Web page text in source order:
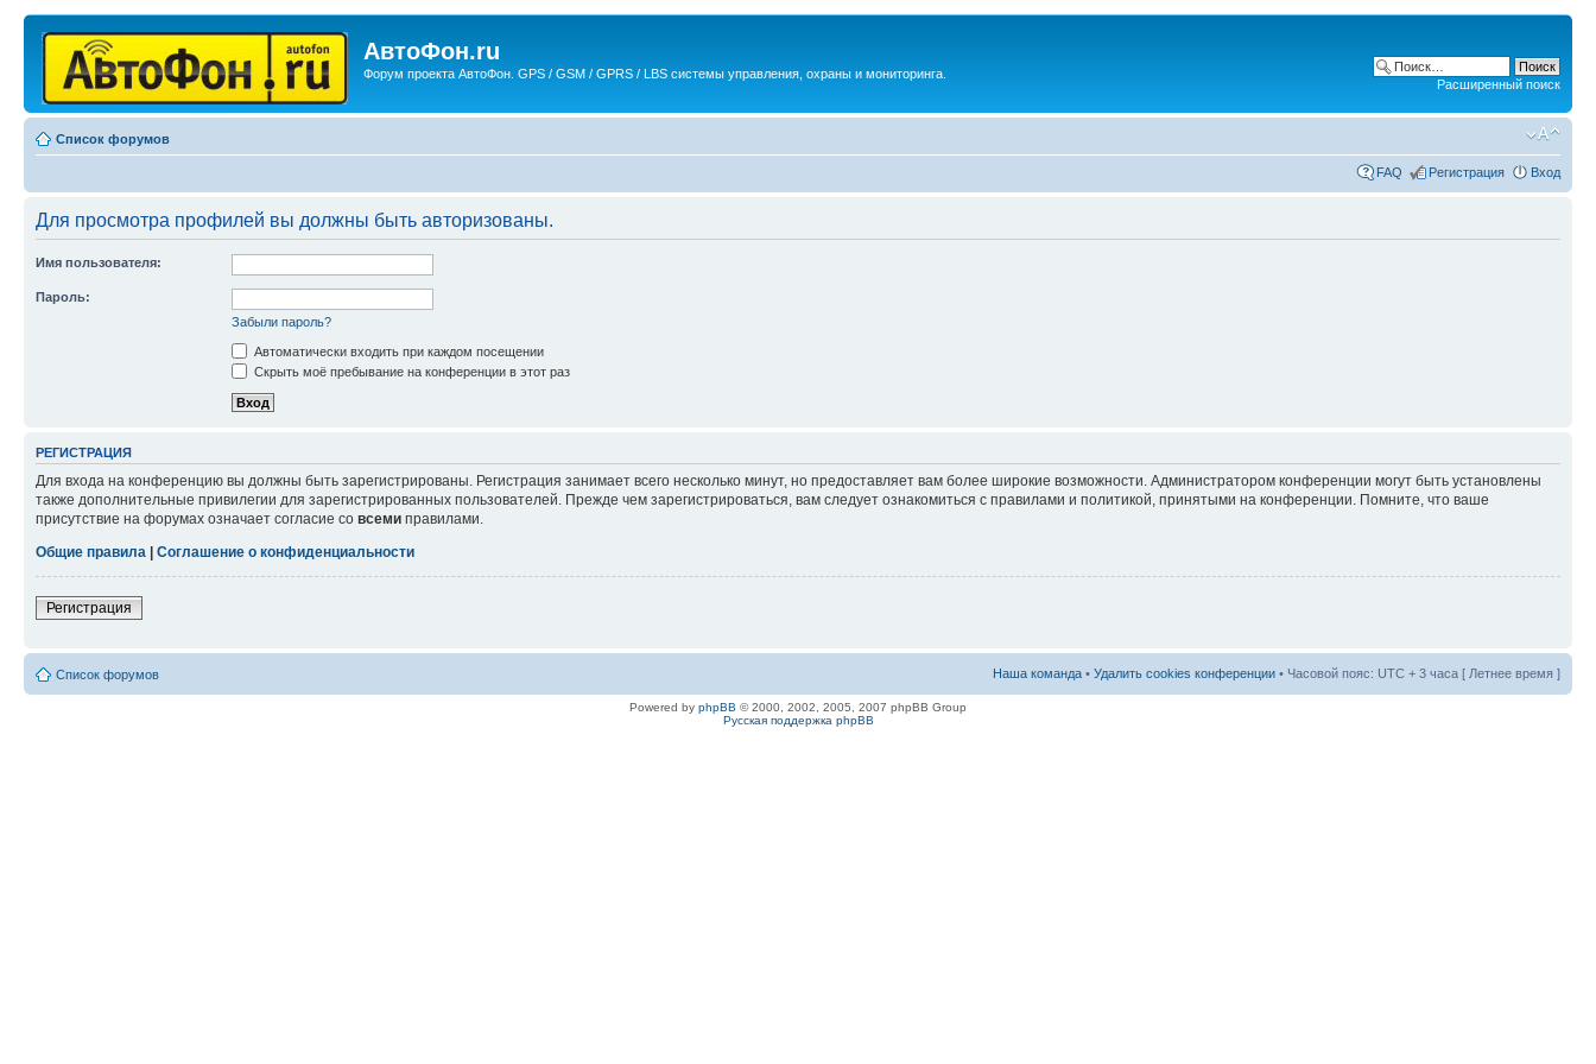
АвтоФон.ru
Форум проекта АвтоФон. GPS / GSM / GPRS / LBS системы управления, охраны и мониторинга.
Расширенный поиск
Список форумов
FAQ Регистрация Вход
Для просмотра профилей вы должны быть авторизованы.
Имя пользователя:
Пароль:
Забыли пароль?
Автоматически входить при каждом посещении
Скрыть моё пребывание на конференции в этот раз
РЕГИСТРАЦИЯ
Для входа на конференцию вы должны быть зарегистрированы. Регистрация занимает всего несколько минут, но предоставляет вам более широкие возможности. Администратором конференции могут быть установлены
также дополнительные привилегии для зарегистрированных пользователей. Прежде чем зарегистрироваться, вам следует ознакомиться с правилами и политикой, принятыми на конференции. Помните, что ваше
присутствие на форумах означает согласие со всеми правилами.
Общие правила | Соглашение о конфиденциальности
Регистрация
Список форумов Наша команда • Удалить cookies конференции • Часовой пояс: UTC + 3 часа [ Летнее время ]
Powered by phpBB © 2000, 2002, 2005, 2007 phpBB Group
Русская поддержка phpBB